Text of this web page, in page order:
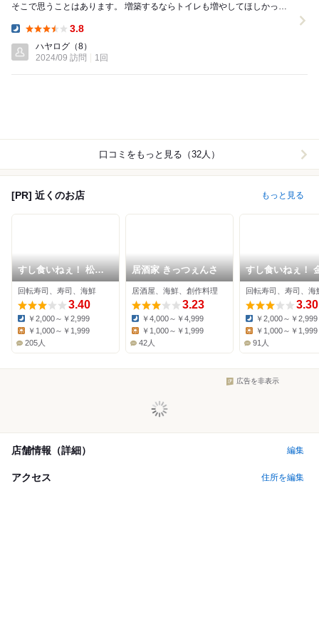
そこで思うことはあります。 増築するならトイレも増やしてほしかっ
3.8
ハヤログ （8）
2024/09 訪問
1回
口コミをもっと見る（32人）
[PR] 近くのお店 もっと見る
すし食いねぇ！ 松任
本店
回転寿司、寿司、海鮮
3.40
Dinner:
￥2,000～￥2,999
￥1,000～￥1,999
205人
居酒家 きっつぇんさ
居酒屋、海鮮、創作料理
3.23
Dinner:
￥4,000～￥4,999
Lunch:
￥1,000～￥1,999
42人
すし食いねぇ！
寺地店
回転寿司、寿司、海
3.30
Dinner:
￥2,000～￥2,999
Lunch:
￥1,000～￥1,999
91人
広告を非表示
店舗情報（詳細） 編集
アクセス 住所を編集